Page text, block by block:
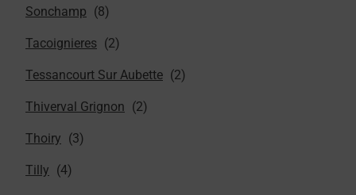
Sonchamp
Tacoignieres
Tessancourt Sur Aubette
Thiverval Grignon
Thoiry
Tilly